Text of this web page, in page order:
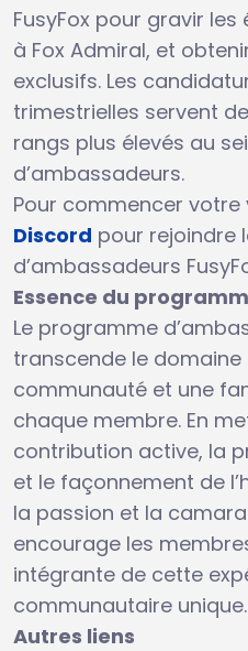
FusyFox pour gravir
à Fox Admiral, et
exclusifs. Les
trimestrielles servent
rangs plus élevés au
d’ambassadeurs.
Pour commencer votre
Discord pour rejoindre
d’ambassadeurs
Essence du
Le programme
transcende le domaine
communauté et une
chaque membre. En
contribution active, la
et le façonnement de
la passion et la
encourage les
intégrante de cette
communautaire unique.
Autres liens